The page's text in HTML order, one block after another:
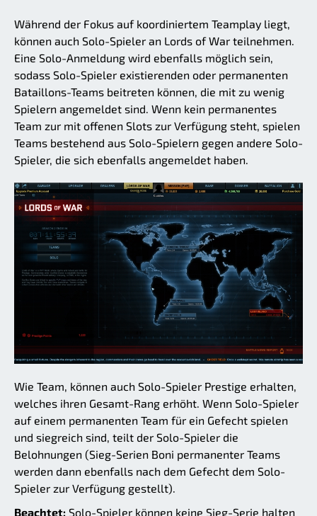
Während der Fokus auf koordiniertem Teamplay liegt,
können auch Solo-Spieler an Lords of War teilnehmen.
Eine Solo-Anmeldung wird ebenfalls möglich sein,
sodass Solo-Spieler existierenden oder permanenten
Bataillons-Teams beitreten können, die mit zu wenig
Spielern angemeldet sind. Wenn kein permanentes
Team zur mit offenen Slots zur Verfügung steht, spielen
Teams bestehend aus Solo-Spielern gegen andere Solo-
Spieler, die sich ebenfalls angemeldet haben.
Wie Team, können auch Solo-Spieler Prestige erhalten,
welches ihren Gesamt-Rang erhöht. Wenn Solo-Spieler
auf einem permanenten Team für ein Gefecht spielen
und siegreich sind, teilt der Solo-Spieler die
Belohnungen (Sieg-Serien Boni permanenter Teams
werden dann ebenfalls nach dem Gefecht dem Solo-
Spieler zur Verfügung gestellt).
Beachtet: Solo-Spieler können keine Sieg-Serie halten